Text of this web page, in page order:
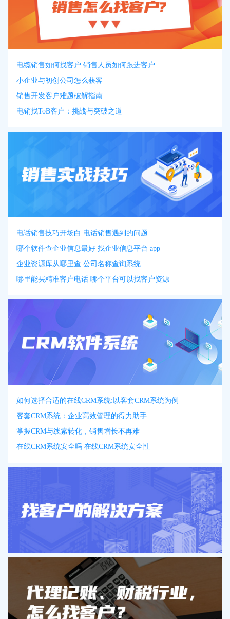
电缆销售如何找客户 销售人员如何跟进客户
小企业与初创公司怎么获客
销售开发客户难题破解指南
电销找ToB客户：挑战与突破之道
电话销售技巧开场白 电话销售遇到的问题
哪个软件查企业信息最好 找企业信息平台 app
企业资源库从哪里查 公司名称查询系统
哪里能买精准客户电话 哪个平台可以找客户资源
如何选择合适的在线CRM系统:以客套CRM系统为例
客套CRM系统：企业高效管理的得力助手
掌握CRM与线索转化，销售增长不再难
在线CRM系统安全吗 在线CRM系统安全性